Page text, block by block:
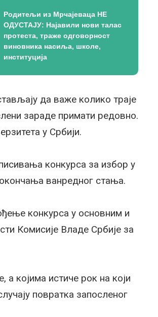
Родитељи из Мрчајеваца НЕ
ОДУСТАЈУ: Најавили нови талас
протеста, траже одговорност
виновника насиља, школе,
институција
да важе колико траје
зараде примати редовно.
у Србији.
конкурса за избор у
ванредног стања.
конкурса у основним и
Комисије Владе Србије за
којима истиче рок на који
повратка запосленог